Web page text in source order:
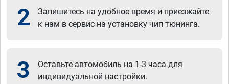
2
Запишитесь на удобное время и приезжайте
к нам в сервис на установку чип тюнинга.
3
Оставьте автомобиль на 1-3 часа для
индивидуальной настройки.